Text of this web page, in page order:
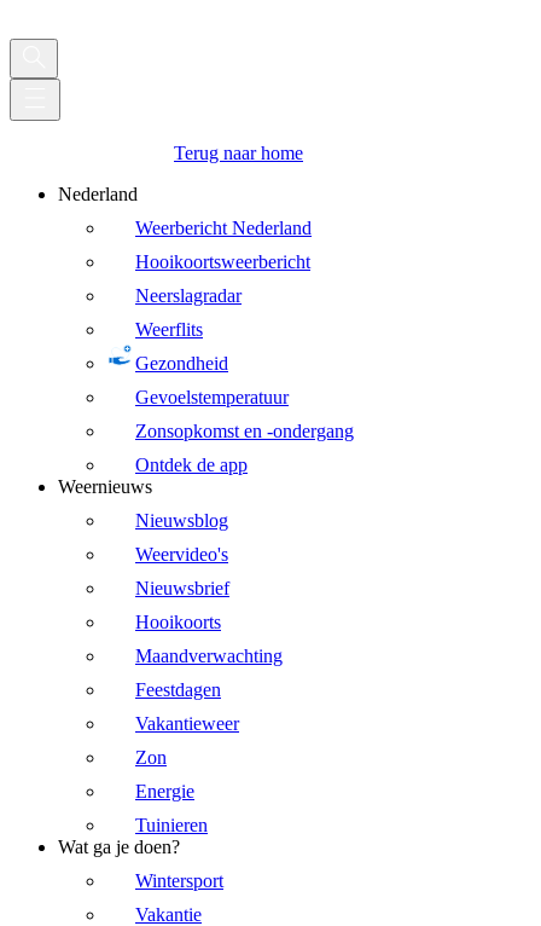
Terug naar home
Nederland
Weerbericht Nederland
Hooikoortsweerbericht
Neerslagradar
Weerflits
Gezondheid
Gevoelstemperatuur
Zonsopkomst en -ondergang
Ontdek de app
Weernieuws
Nieuwsblog
Weervideo's
Nieuwsbrief
Hooikoorts
Maandverwachting
Feestdagen
Vakantieweer
Zon
Energie
Tuinieren
Wat ga je doen?
Wintersport
Vakantie